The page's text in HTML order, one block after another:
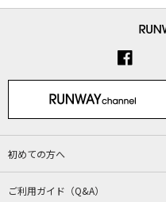
初めての方へ
ご利用ガイド（Q&A）